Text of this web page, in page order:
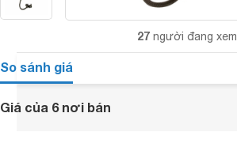
27 người đang xem
So sánh giá
Giá của 6 nơi bán